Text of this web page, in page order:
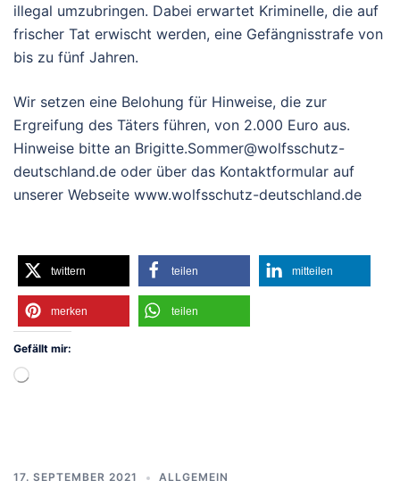
illegal umzubringen. Dabei erwartet Kriminelle, die auf
frischer Tat erwischt werden, eine Gefängnisstrafe von
bis zu fünf Jahren.
Wir setzen eine Belohung für Hinweise, die zur
Ergreifung des Täters führen, von 2.000 Euro aus.
Hinweise bitte an Brigitte.Sommer@wolfsschutz-
deutschland.de oder über das Kontaktformular auf
unserer Webseite www.wolfsschutz-deutschland.de
twittern teilen mitteilen
merken teilen
Gefällt mir:
Wird
17. SEPTEMBER 2021 ALLGEMEIN